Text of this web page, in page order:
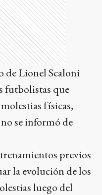
de Lionel Scaloni
futbolistas que
físicas,
se informó de
previos
la evolución de los
luego del